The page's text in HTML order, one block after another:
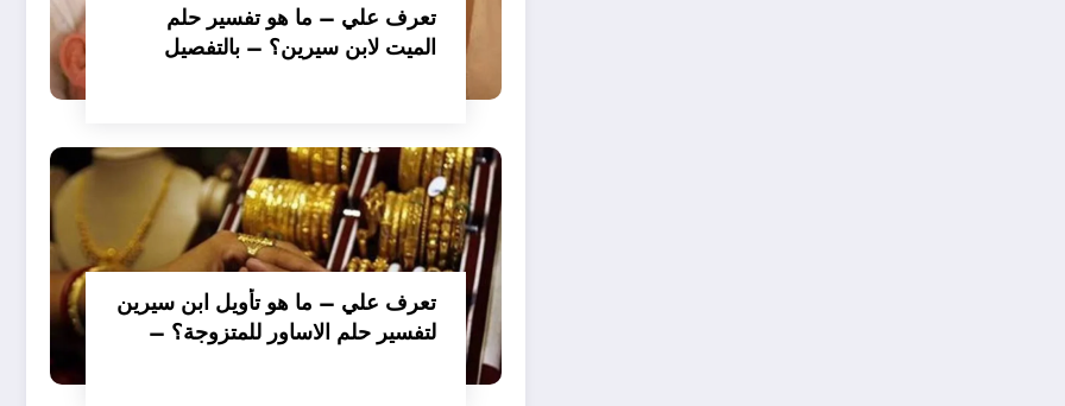
تعرف علي – ما هو تفسير حلم
الميت لابن سيرين؟ – بالتفصيل
تعرف علي – ما هو تأويل ابن سيرين
لتفسير حلم الاساور للمتزوجة؟ –